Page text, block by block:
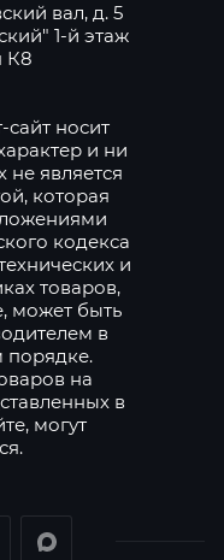
вал, д. 5
1-й этаж
К8
носит
и ни
не является
которая
кодекса
и
товаров,
может быть
в
порядке.
на
в
могут